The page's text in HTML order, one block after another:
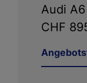
Audi
CHF